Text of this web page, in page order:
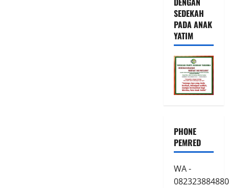
SEDEKAH
PADA ANAK
YATIM
PHONE
PEMRED
WA -
082323884880